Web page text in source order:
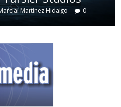
Martínez Hidalgo 0